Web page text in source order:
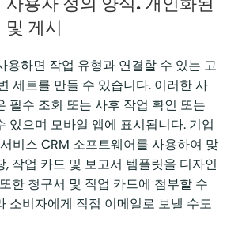
및 게시
용하면 작업 유형과 연결할 수 있는 고
세트를 만들 수 있습니다. 이러한 사
필수 조회 또는 사후 작업 확인 또는
있으며 모바일 앱에 표시됩니다. 기업
비스 CRM 소프트웨어를 사용하여 맞
, 작업 카드 및 보고서 템플릿을 디자인
한 청구서 및 직업 카드에 첨부할 수
소비자에게 직접 이메일로 보낼 수도